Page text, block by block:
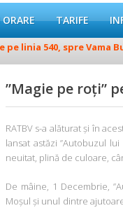
TARIFE
pe linia 540, spre Vama
”Magie pe roți”
RATBV s-a alăturat și în
lansat astăzi ”Autobuzul
neuitat, plină de culoare,
De mâine, 1 Decembrie,
Moșul și unul dintre